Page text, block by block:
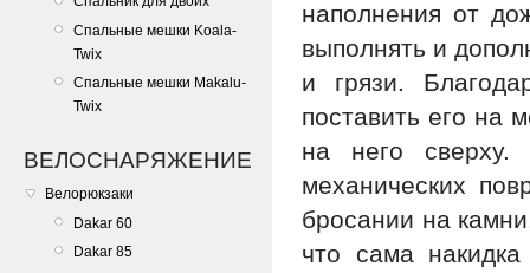
Спальные мешки Koala-
Twix
Спальные мешки Makalu-
Twix
ВЕЛОСНАРЯЖЕНИЕ
Велорюкзаки
Dakar 60
Dakar 85
наполнения от
выполнять и
и грязи.
поставить его на
на него сверху.
механических
бросании на
что сама